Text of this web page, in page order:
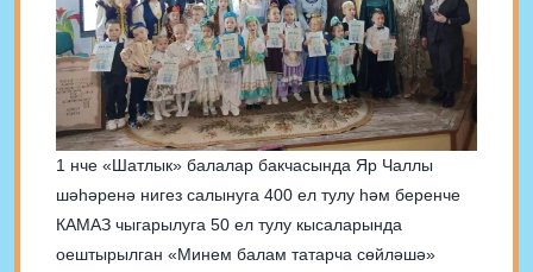
1 нче «Шатлык» балалар бакчасында Яр Чаллы
шәһәренә нигез салынуга 400 ел тулу һәм беренче
КАМАЗ чыгарылуга 50 ел тулу кысаларында
оештырылган «Минем балам татарча сөйләшә»